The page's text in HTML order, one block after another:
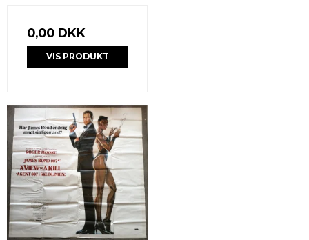
0,00 DKK
VIS PRODUKT